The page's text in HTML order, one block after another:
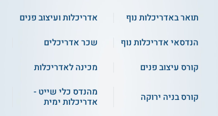
תואר באדריכלות נוף
אדריכלות ועיצוב פנים
הנדסאי אדריכלות נוף
שכר אדריכלים
קורס עיצוב פנים
מכינה לאדריכלות
קורס בניה ירוקה
מהנדס כלי שייט -
אדריכלות ימית